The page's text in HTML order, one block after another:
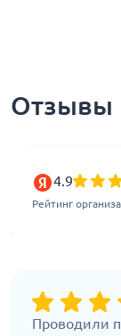
Отзывы
4.9
Рейтинг
Проводили